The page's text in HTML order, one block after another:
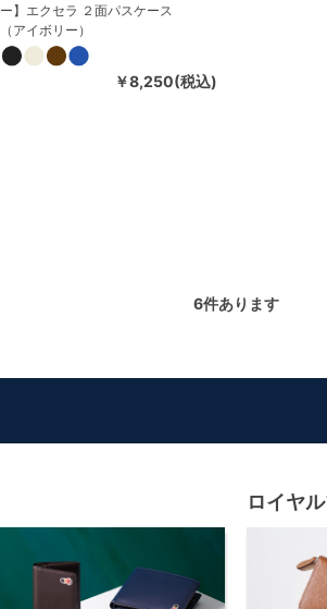
ー】エクセラ ２面パスケース
（アイボリー）
￥8,250(税込)
6件あります
ロイヤ